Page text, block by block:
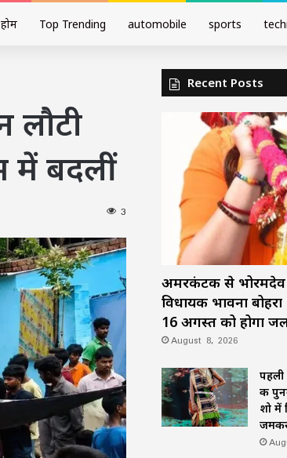
होम Top Trending automobile sports
लौटी
में बदलीं
3
Recent Posts
अमरकंटक से भोरमदेव
विधायक भावना
16 अगस्त को होगा
August 8, 2026
पहली
की
शो में
जमकर